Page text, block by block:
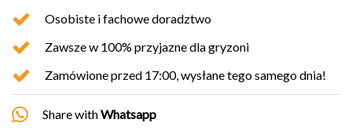
Osobiste i fachowe doradztwo
Zawsze w 100% przyjazne dla gryzoni
Zamówione przed 17:00, wysłane tego samego dnia!
Share withWhatsapp